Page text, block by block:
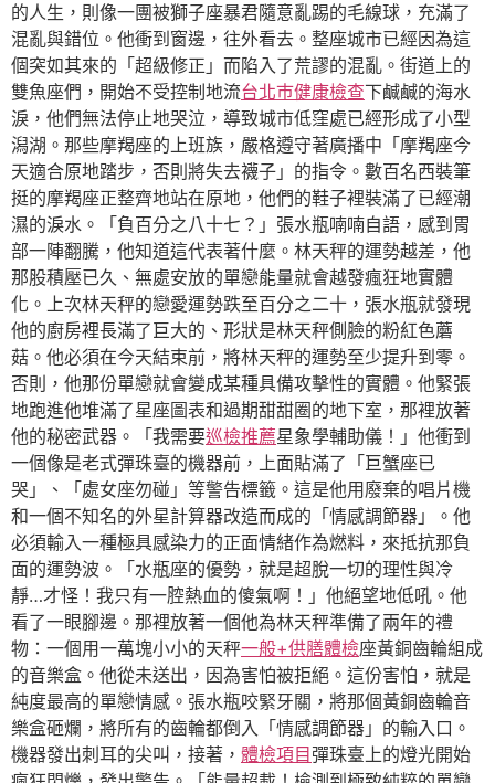
的人生，則像一團被獅子座暴君隨意亂踢的毛線球，充滿了
混亂與錯位。他衝到窗邊，往外看去。整座城市已經因為這
個突如其來的「超級修正」而陷入了荒謬的混亂。街道上的
雙魚座們，開始不受控制地流台北巿健康檢查下鹹鹹的海水
淚，他們無法停止地哭泣，導致城市低窪處已經形成了小型
潟湖。那些摩羯座的上班族，嚴格遵守著廣播中「摩羯座今
天適合原地踏步，否則將失去襪子」的指令。數百名西裝筆
挺的摩羯座正整齊地站在原地，他們的鞋子裡裝滿了已經潮
濕的淚水。「負百分之八十七？」張水瓶喃喃自語，感到胃
部一陣翻騰，他知道這代表著什麼。林天秤的運勢越差，他
那股積壓已久、無處安放的單戀能量就會越發瘋狂地實體
化。上次林天秤的戀愛運勢跌至百分之二十，張水瓶就發現
他的廚房裡長滿了巨大的、形狀是林天秤側臉的粉紅色蘑
菇。他必須在今天結束前，將林天秤的運勢至少提升到零。
否則，他那份單戀就會變成某種具備攻擊性的實體。他緊張
地跑進他堆滿了星座圖表和過期甜甜圈的地下室，那裡放著
他的秘密武器。「我需要巡檢推薦星象學輔助儀！」他衝到
一個像是老式彈珠臺的機器前，上面貼滿了「巨蟹座已
哭」、「處女座勿碰」等警告標籤。這是他用廢棄的唱片機
和一個不知名的外星計算器改造而成的「情感調節器」。他
必須輸入一種極具感染力的正面情緒作為燃料，來抵抗那負
面的運勢波。「水瓶座的優勢，就是超脫一切的理性與冷
靜…才怪！我只有一腔熱血的傻氣啊！」他絕望地低吼。他
看了一眼腳邊。那裡放著一個他為林天秤準備了兩年的禮
物：一個用一萬塊小小的天秤一般+供膳體檢座黃銅齒輪組成
的音樂盒。他從未送出，因為害怕被拒絕。這份害怕，就是
純度最高的單戀情感。張水瓶咬緊牙關，將那個黃銅齒輪音
樂盒砸爛，將所有的齒輪都倒入「情感調節器」的輸入口。
機器發出刺耳的尖叫，接著， 體檢項目 彈珠臺上的燈光開始